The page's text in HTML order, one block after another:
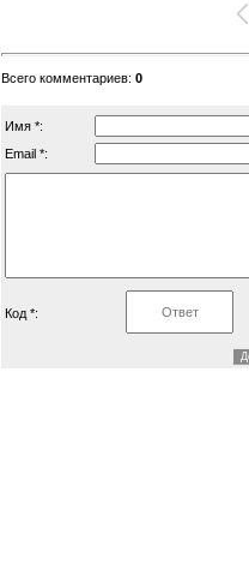
Всего комментариев: 0
Имя *:
Email *:
Код *: